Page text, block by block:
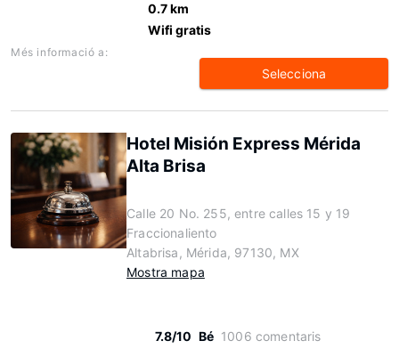
0.7 km
Wifi gratis
Més informació a:
Selecciona
Hotel Misión Express Mérida
Alta Brisa
Calle 20 No. 255, entre calles 15 y 19
Fraccionaliento
Altabrisa, Mérida, 97130, MX
Mostra mapa
7.8/10 Bé 1006 comentaris